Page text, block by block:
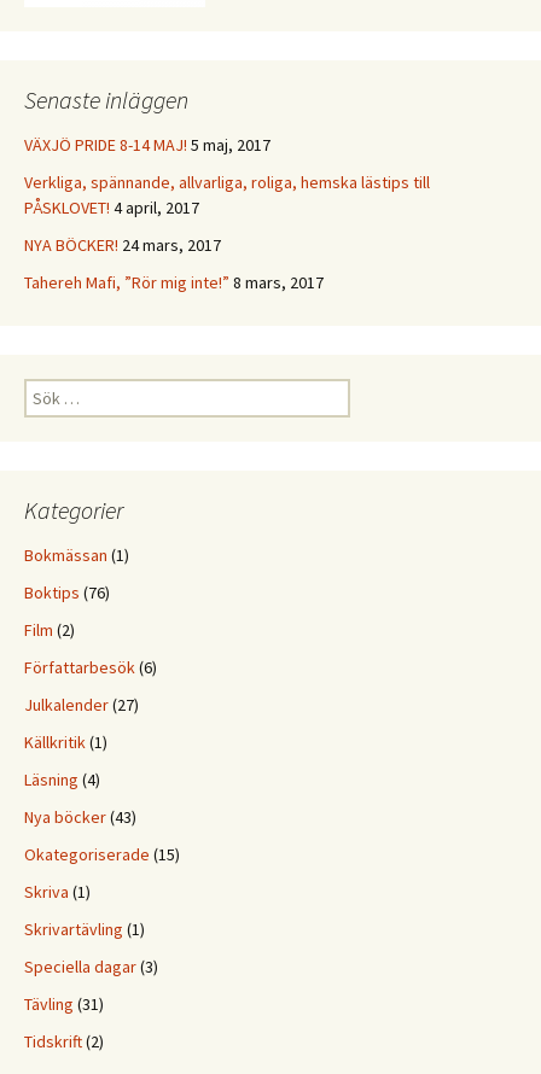
Senaste inläggen
VÄXJÖ PRIDE 8-14 MAJ! 5 maj, 2017
Verkliga, spännande, allvarliga, roliga, hemska lästips till
PÅSKLOVET! 4 april, 2017
NYA BÖCKER! 24 mars, 2017
Tahereh Mafi, ”Rör mig inte!” 8 mars, 2017
Sök
efter:
Kategorier
Bokmässan (1)
Boktips (76)
Film (2)
Författarbesök(6)
Julkalender(27)
Källkritik(1)
Läsning (4)
Nya böcker(43)
Okategoriserade (15)
Skriva (1)
Skrivartävling (1)
Speciella dagar(3)
Tävling (31)
Tidskrift(2)